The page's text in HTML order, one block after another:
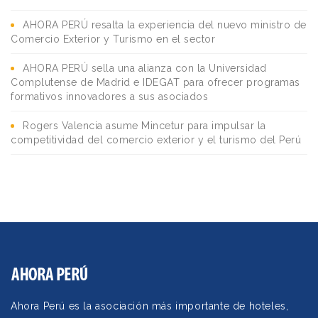
AHORA PERÚ resalta la experiencia del nuevo ministro de
Comercio Exterior y Turismo en el sector
AHORA PERÚ sella una alianza con la Universidad
Complutense de Madrid e IDEGAT para ofrecer programas
formativos innovadores a sus asociados
Rogers Valencia asume Mincetur para impulsar la
competitividad del comercio exterior y el turismo del Perú
Ahora Perú es la asociación más importante de hoteles,